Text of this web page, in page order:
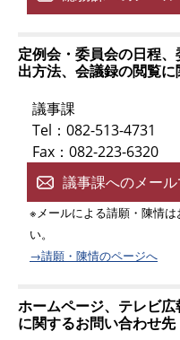
定例会・委員会の日程
出方法、会議録の閲覧
議事課
Tel：082-513-4731
Fax：082-223-6320
議事課へのメー
※メールによる請願・陳情
い。
→請願・陳情のページへ
ホームページ、テレビ
に関するお問い合わせ先